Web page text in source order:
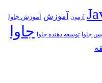
آزمون آموزش آموزش جاوا
جاوا توسعه دهنده جاوا جاوا